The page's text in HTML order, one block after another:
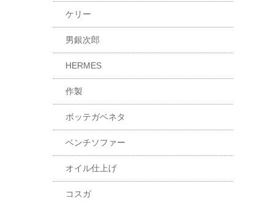
ケリー
男銀次郎
HERMES
作製
ボッテガベネタ
ベンチソファー
オイル仕上げ
コスガ